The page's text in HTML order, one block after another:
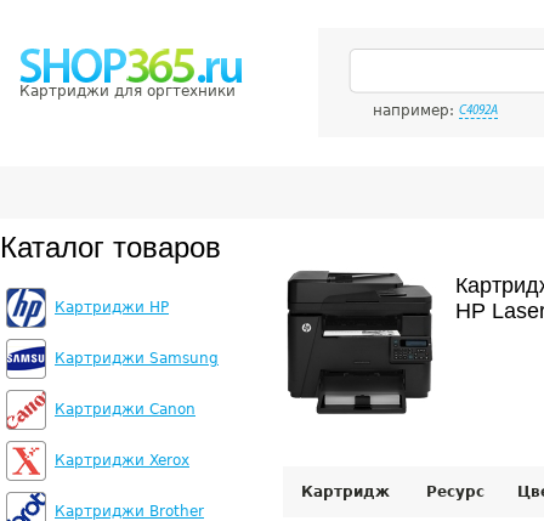
Картриджи для оргтехники
например: C4092A
Каталог товаров
Картриджи HP
Картриджи Samsung
Картриджи Canon
Картриджи Xerox
Картриджи Brother
HP
Картридж Ресурс